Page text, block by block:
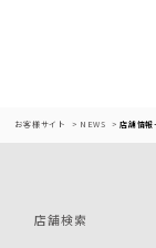
お客様サイト NEWS 店舗情報
店舗検索